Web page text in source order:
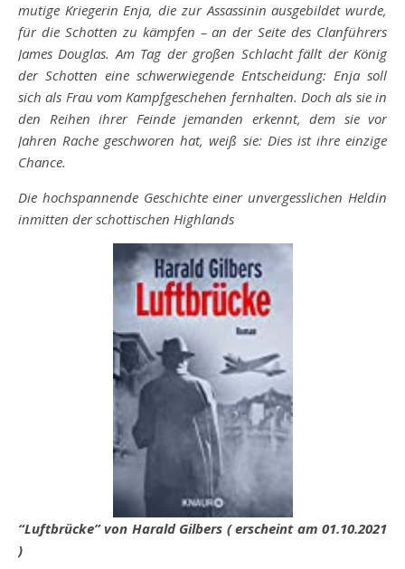
mutige Kriegerin Enja, die zur Assassinin ausgebildet wurde,
für die Schotten zu kämpfen – an der Seite des Clanführers
James Douglas. Am Tag der großen Schlacht fällt der König
der Schotten eine schwerwiegende Entscheidung: Enja soll
sich als Frau vom Kampfgeschehen fernhalten. Doch als sie in
den Reihen ihrer Feinde jemanden erkennt, dem sie vor
Jahren Rache geschworen hat, weiß sie: Dies ist ihre einzige
Chance.
Die hochspannende Geschichte einer unvergesslichen Heldin
inmitten der schottischen Highlands
“Luftbrücke” von Harald Gilbers ( erscheint am 01.10.2021
)